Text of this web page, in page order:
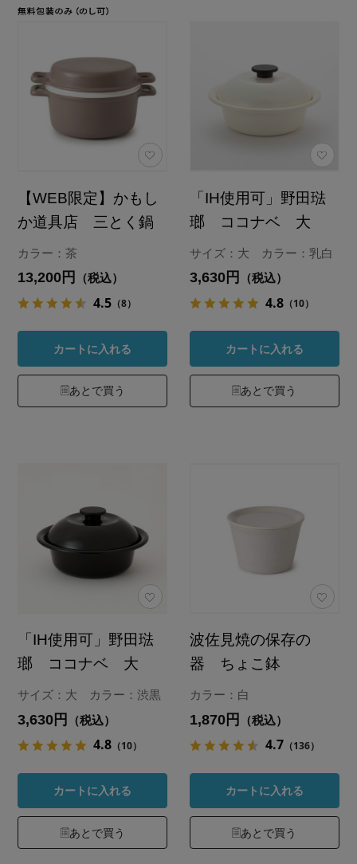
【WEB限定】かもし
か道具店 三とく鍋
カラー：茶
13,200円 （税込）
4.5 （8）
カートに入れる
あとで買う
「IH使用可」野田琺
瑯 ココナベ 大
サイズ：大 カラー：乳白
3,630円 （税込）
4.8 （10）
カートに入れる
あとで買う
「IH使用可」野田琺
瑯 ココナベ 大
サイズ：大 カラー：渋黒
3,630円 （税込）
4.8 （10）
カートに入れる
あとで買う
波佐見焼の保存の
器 ちょこ鉢
カラー：白
1,870円 （税込）
4.7 （136）
カートに入れる
あとで買う